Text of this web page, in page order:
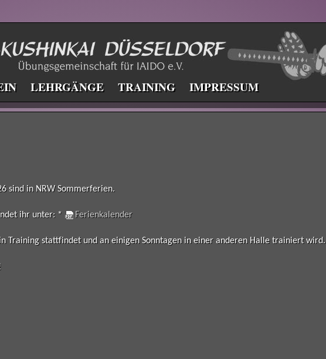
LEHRGÄNGE TRAINING IMPRESSUM
sind in NRW Sommerferien.
ihr unter: * Ferienkalender
Training stattfindet und an einigen Sonntagen in einer anderen Halle trainiert wird.